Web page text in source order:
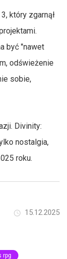
który zgarnął
być "nawet
odświeżenie
sobie,
Divinity:
nostalgia,
roku.
15.12.2025
rpg